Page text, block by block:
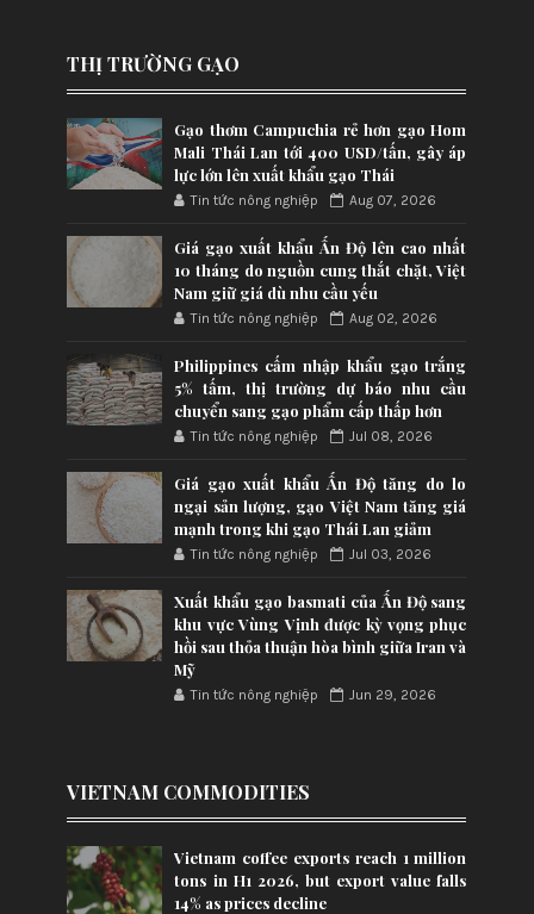
THỊ TRƯỜNG GẠO
Gạo thơm Campuchia rẻ hơn gạo Hom
Mali Thái Lan tới 400 USD/tấn, gây áp
lực lớn lên xuất khẩu gạo Thái
Tin tức nông nghiệp Aug 07, 2026
Giá gạo xuất khẩu Ấn Độ lên cao nhất
10 tháng do nguồn cung thắt chặt, Việt
Nam giữ giá dù nhu cầu yếu
Tin tức nông nghiệp Aug 02, 2026
Philippines cấm nhập khẩu gạo trắng
5% tấm, thị trường dự báo nhu cầu
chuyển sang gạo phẩm cấp thấp hơn
Tin tức nông nghiệp Jul 08, 2026
Giá gạo xuất khẩu Ấn Độ tăng do lo
ngại sản lượng, gạo Việt Nam tăng giá
mạnh trong khi gạo Thái Lan giảm
Tin tức nông nghiệp Jul 03, 2026
Xuất khẩu gạo basmati của Ấn Độ sang
khu vực Vùng Vịnh được kỳ vọng phục
hồi sau thỏa thuận hòa bình giữa Iran và
Mỹ
Tin tức nông nghiệp Jun 29, 2026
VIETNAM COMMODITIES
Vietnam coffee exports reach 1 million
tons in H1 2026, but export value falls
14% as prices decline